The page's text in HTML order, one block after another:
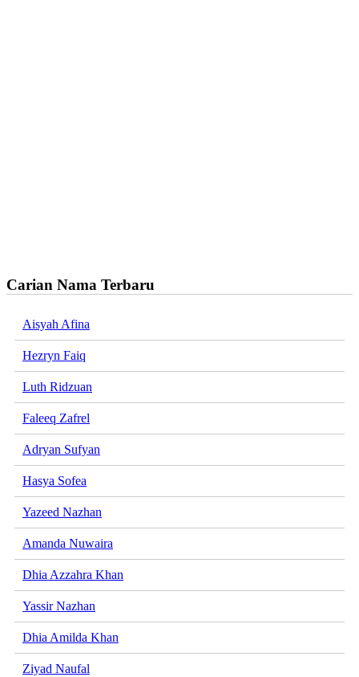
Carian Nama Terbaru
Aisyah Afina
Hezryn Faiq
Luth Ridzuan
Faleeq Zafrel
Adryan Sufyan
Hasya Sofea
Yazeed Nazhan
Amanda Nuwaira
Dhia Azzahra Khan
Yassir Nazhan
Dhia Amilda Khan
Ziyad Naufal